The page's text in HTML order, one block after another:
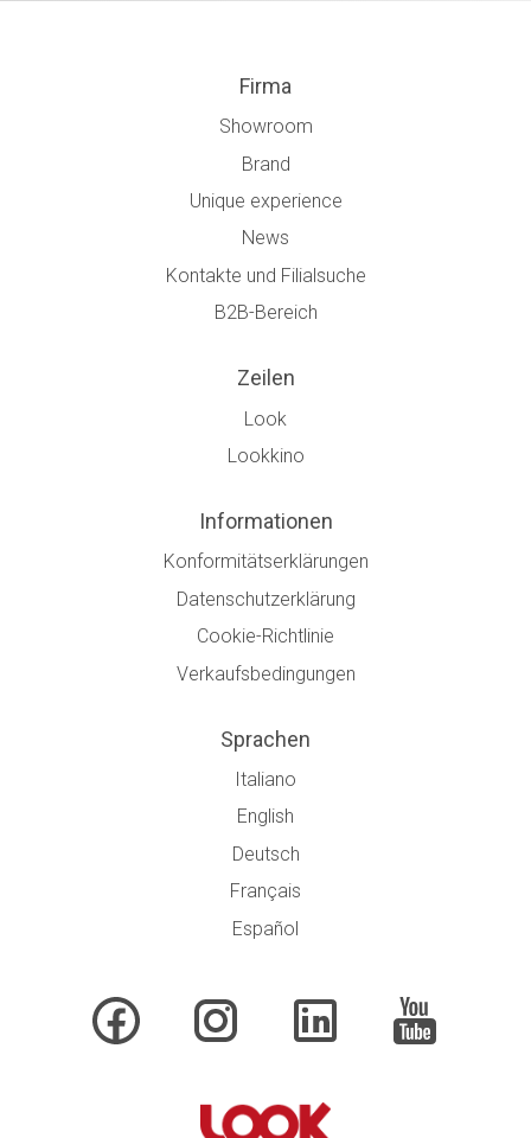
Firma
Showroom
Brand
Unique experience
News
Kontakte und Filialsuche
B2B-Bereich
Zeilen
Look
Lookkino
Informationen
Konformitätserklärungen
Datenschutzerklärung
Cookie-Richtlinie
Verkaufsbedingungen
Sprachen
Italiano
English
Deutsch
Français
Español